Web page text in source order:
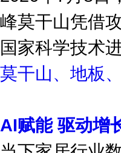
2026年7月8日
峰莫干山凭借
国家科学技术
莫干山、地板
AI赋能 驱动增